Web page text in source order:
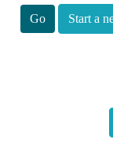
Start a